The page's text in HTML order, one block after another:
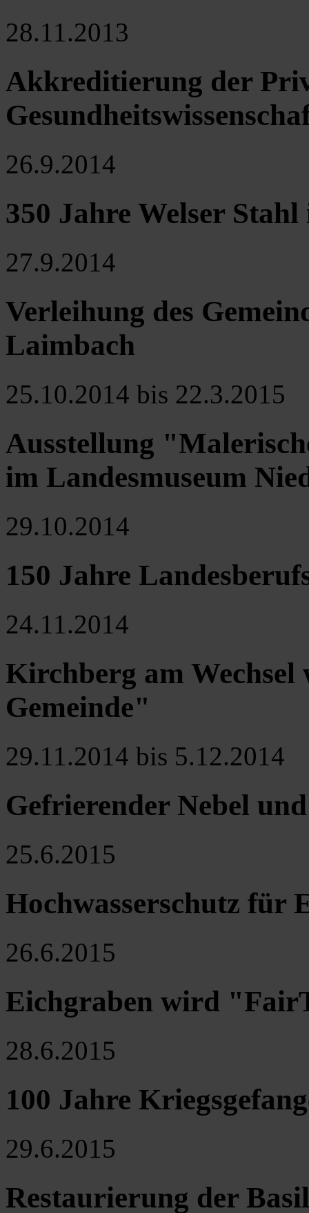
28.11.2013
Akkreditierung der
26.9.2014
350 Jahre Welser
27.9.2014
Verleihung des
Laimbach
25.10.2014 bis 22.3.2015
Ausstellung
im Landesmuseum
29.10.2014
150 Jahre
24.11.2014
Kirchberg am
Gemeinde"
29.11.2014 bis 5.12.2014
Gefrierender Nebel
25.6.2015
Hochwasserschutz für
26.6.2015
Eichgraben wird
28.6.2015
100 Jahre
29.6.2015
Restaurierung der